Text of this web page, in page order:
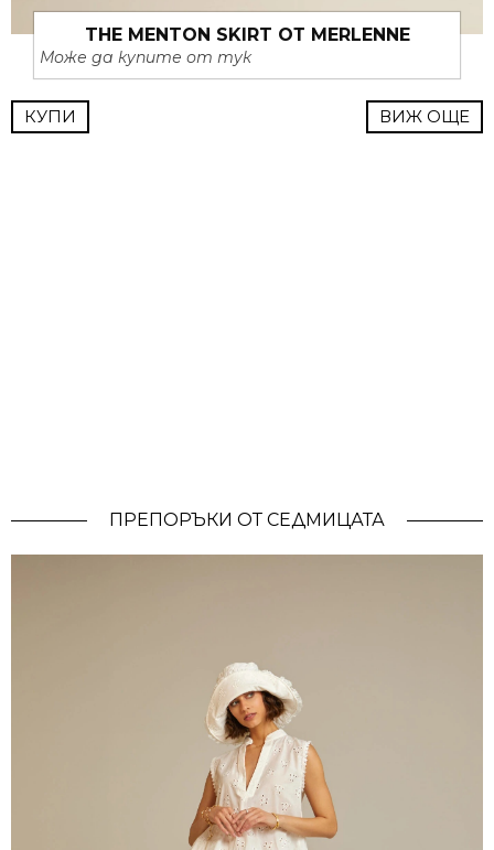
THE MENTON SKIRT ОТ MERLENNE
Може да купите от тук
КУПИ ВИЖ ОЩЕ
ПРЕПОРЪКИ ОТ СЕДМИЦАТА